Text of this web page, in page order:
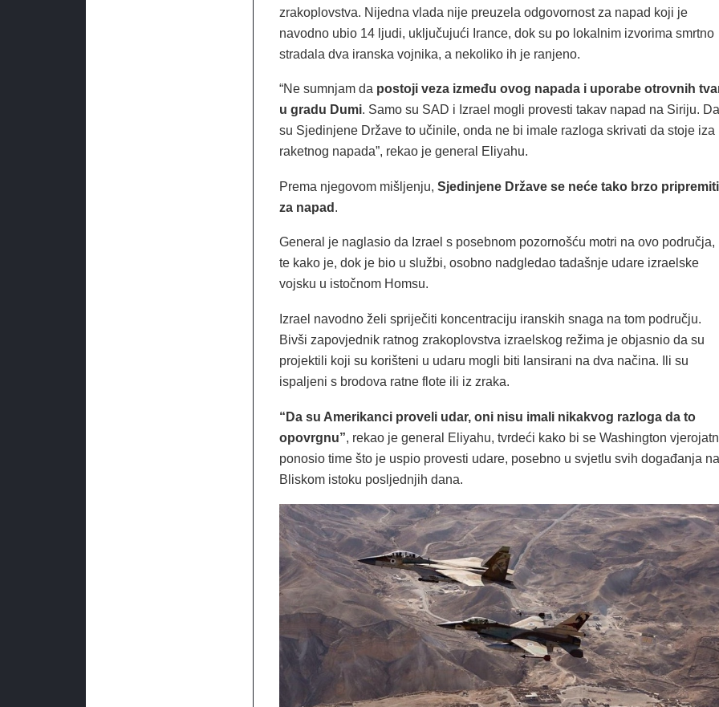
zrakoplovstva. Nijedna vlada nije preuzela odgovornost za napad koji je
navodno ubio 14 ljudi, uključujući Irance, dok su po lokalnim izvorima smrtno
stradala dva iranska vojnika, a nekoliko ih je ranjeno.
“Ne sumnjam da postoji veza između ovog napada i uporabe otrovnih
u gradu Dumi. Samo su SAD i Izrael mogli provesti takav napad na Siriju. Da
su Sjedinjene Države to učinile, onda ne bi imale razloga skrivati da stoje iza
raketnog napada”, rekao je general Eliyahu.
Prema njegovom mišljenju, Sjedinjene Države se neće tako brzo pripremiti
za napad .
General je naglasio da Izrael s posebnom pozornošću motri na ovo područja,
te kako je, dok je bio u službi, osobno nadgledao tadašnje udare izraelske
vojsku u istočnom Homsu.
Izrael navodno želi spriječiti koncentraciju iranskih snaga na tom području.
Bivši zapovjednik ratnog zrakoplovstva izraelskog režima je objasnio da su
projektili koji su korišteni u udaru mogli biti lansirani na dva načina. Ili su
ispaljeni s brodova ratne flote ili iz zraka.
“Da su Amerikanci proveli udar, oni nisu imali nikakvog razloga da to
opovrgnu”, rekao je general Eliyahu, tvrdeći kako bi se Washington
ponosio time što je uspio provesti udare, posebno u svjetlu svih događanja na
Bliskom istoku posljednjih dana.